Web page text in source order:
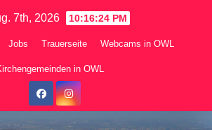
7th, 2026 10:16:26 PM
Jobs Trauerseite Webcams in OWL
in OWL